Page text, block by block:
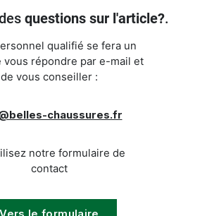
questions sur l'article?.
qualifié se fera un
vous répondre par e-mail et
de vous conseiller :
chaussures.fr
notre formulaire de
contact